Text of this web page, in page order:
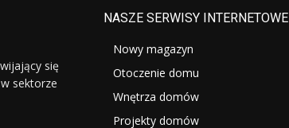
się
sektorze
NASZE SERWISY INTERNETOWE
Nowy magazyn
Otoczenie domu
Wnętrza domów
Projekty domów